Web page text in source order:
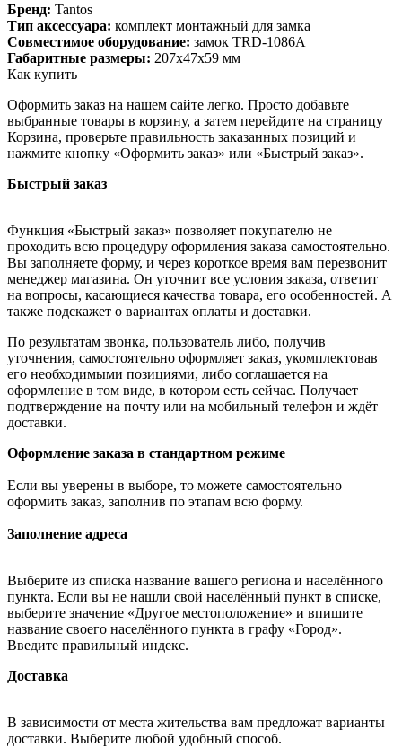
Бренд: Tantos
Тип аксессуара: комплект монтажный для замка
Совместимое оборудование: замок TRD-1086A
Габаритные размеры: 207х47х59 мм
Как купить
Оформить заказ на нашем сайте легко. Просто добавьте
выбранные товары в корзину, а затем перейдите на страницу
Корзина, проверьте правильность заказанных позиций и
нажмите кнопку «Оформить заказ» или «Быстрый заказ».
Быстрый заказ
Функция «Быстрый заказ» позволяет покупателю не
проходить всю процедуру оформления заказа самостоятельно.
Вы заполняете форму, и через короткое время вам перезвонит
менеджер магазина. Он уточнит все условия заказа, ответит
на вопросы, касающиеся качества товара, его особенностей. А
также подскажет о вариантах оплаты и доставки.
По результатам звонка, пользователь либо, получив
уточнения, самостоятельно оформляет заказ, укомплектовав
его необходимыми позициями, либо соглашается на
оформление в том виде, в котором есть сейчас. Получает
подтверждение на почту или на мобильный телефон и ждёт
доставки.
Оформление заказа в стандартном режиме
Если вы уверены в выборе, то можете самостоятельно
оформить заказ, заполнив по этапам всю форму.
Заполнение адреса
Выберите из списка название вашего региона и населённого
пункта. Если вы не нашли свой населённый пункт в списке,
выберите значение «Другое местоположение» и впишите
название своего населённого пункта в графу «Город».
Введите правильный индекс.
Доставка
В зависимости от места жительства вам предложат варианты
доставки. Выберите любой удобный способ.